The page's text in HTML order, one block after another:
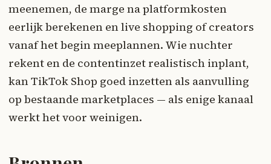
meenemen, de marge na platformkosten
eerlijk berekenen en live shopping of creators
vanaf het begin meeplannen. Wie nuchter
rekent en de contentinzet realistisch inplant,
kan TikTok Shop goed inzetten als aanvulling
op bestaande marketplaces — als enige kanaal
werkt het voor weinigen.